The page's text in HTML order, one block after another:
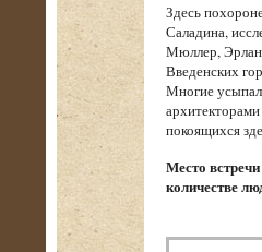
Здесь
Саладина,
Мюллер,
Введенских
Многие
покоящихся
Место
количестве